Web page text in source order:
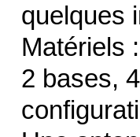
quelques
Matériels :
2 bases,